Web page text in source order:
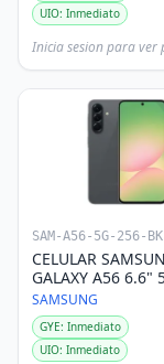
UIO: Inmediato
Inicia sesion para ver
SAM-A56-5G-256-BK
CELULAR
GALAXY A56 6.6"
256GB NEGRO DS
SAMSUNG
GYE: Inmediato
UIO: Inmediato